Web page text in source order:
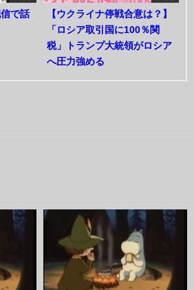
で話
【ウクライナ停戦合意は？】
「ロシア取引国に100％関
税」トランプ大統領がロシア
へ圧力強める